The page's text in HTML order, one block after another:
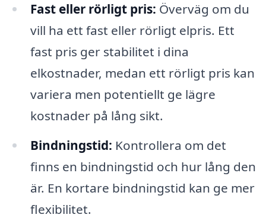
Fast eller rörligt pris: Överväg om du
vill ha ett fast eller rörligt elpris. Ett
fast pris ger stabilitet i dina
elkostnader, medan ett rörligt pris kan
variera men potentiellt ge lägre
kostnader på lång sikt.
Bindningstid: Kontrollera om det
finns en bindningstid och hur lång den
är. En kortare bindningstid kan ge mer
flexibilitet.